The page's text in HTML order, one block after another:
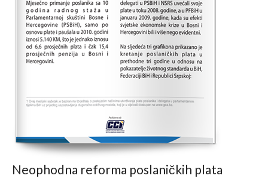
Neophodna reforma poslaničkih plata